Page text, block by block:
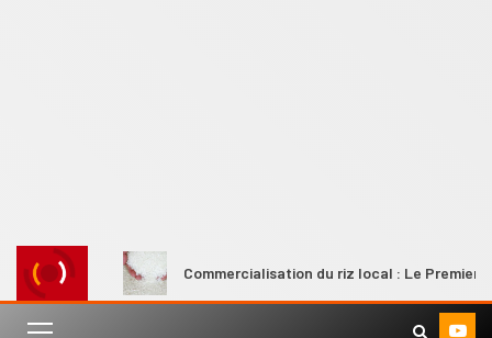
Commercialisation du riz local : Le Premier